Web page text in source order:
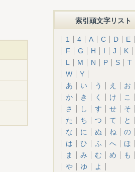
索引頭文字リスト
1 4 A C D
E
F
G H I J
K
L
M N P S
T
W
Y
あ
い う え
お
か
き く け
こ
さ
し す せ
そ
た
ち つ て
と
な
に ぬ ね
の
は
ひ ふ へ
ほ
ま
み む め
も
や
ゆ
よ